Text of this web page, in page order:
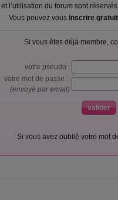
et l’utilisation du forum sont
Vous pouvez vous inscrire
Si vous êtes déjà membre,
votre pseudo :
votre mot de passe :
(envoyé par email)
Si vous avez oublié votre mot